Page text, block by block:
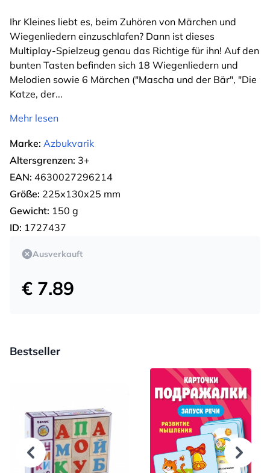
Ihr Kleines liebt es, beim Zuhören von Märchen und
Wiegenliedern einzuschlafen? Dann ist dieses
Multiplay-Spielzeug genau das Richtige für ihn! Auf den
bunten Tasten befinden sich 18 Wiegenliedern und
Melodien sowie 6 Märchen ("Mascha und der Bär", "Die
Katze, der...
Mehr lesen
Marke: Azbukvarik
Altersgrenzen: 3+
EAN: 4630027296214
Größe: 225х130х25 mm
Gewicht: 150 g
ID: 1727437
Ausverkauft
€ 7.89
Bestseller